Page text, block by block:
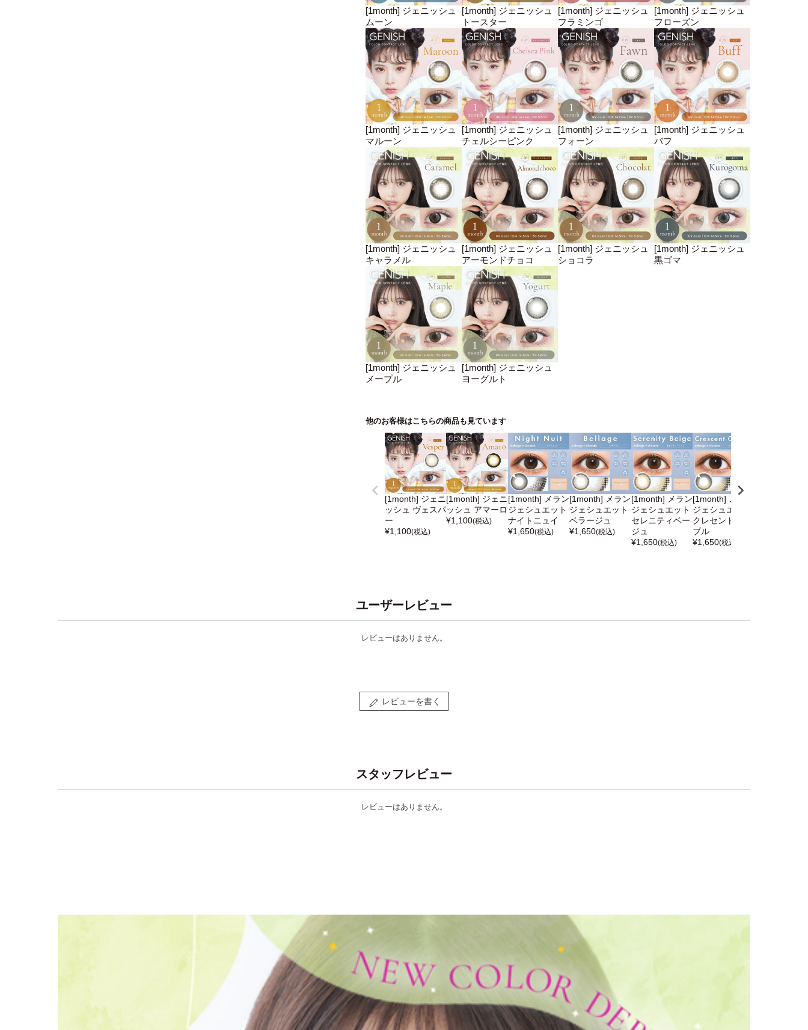
[1month] ジェニッシュ
ムーン
[1month] ジェニッシュ
トースター
[1month] ジェニッシュ
フラミンゴ
[1month] ジェニッシュ
フローズン
[1month] ジェニッシュ
マルーン
[1month] ジェニッシュ
チェルシーピンク
[1month] ジェニッシュ
フォーン
[1month] ジェニッシュ
バフ
[1month] ジェニッシュ
キャラメル
[1month] ジェニッシュ
アーモンドチョコ
[1month] ジェニッシュ
ショコラ
[1month] ジェニッシュ
黒ゴマ
[1month] ジェニッシュ
メープル
[1month] ジェニッシュ
ヨーグルト
他のお客様はこちらの商品も見ています
[1month] ジェニ
ッシュ ヴェスパ
ー
¥1,100(税込)
[1month] ジェニ
ッシュ アマーロ
¥1,100(税込)
[1month] メラン
ジェシュエット
ナイトニュイ
¥1,650(税込)
[1month] メラン
ジェシュエット
ベラージュ
¥1,650(税込)
[1month] メラン
ジェシュエット
セレニティベー
ジュ
¥1,650(税込)
[1month] メラン
ジェシュエット
クレセントオン
ブル
¥1,650(税込)
ユーザーレビュー
レビューはありません。
レビューを書く
スタッフレビュー
レビューはありません。